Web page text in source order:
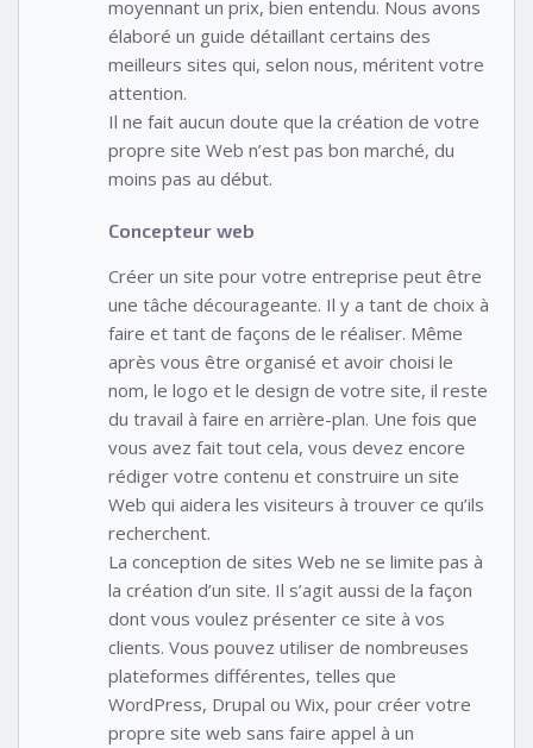
moyennant un prix, bien entendu. Nous avons
élaboré un guide détaillant certains des
meilleurs sites qui, selon nous, méritent votre
attention.
Il ne fait aucun doute que la création de votre
propre site Web n’est pas bon marché, du
moins pas au début.
Concepteur web
Créer un site pour votre entreprise peut être
une tâche décourageante. Il y a tant de choix à
faire et tant de façons de le réaliser. Même
après vous être organisé et avoir choisi le
nom, le logo et le design de votre site, il reste
du travail à faire en arrière-plan. Une fois que
vous avez fait tout cela, vous devez encore
rédiger votre contenu et construire un site
Web qui aidera les visiteurs à trouver ce qu’ils
recherchent.
La conception de sites Web ne se limite pas à
la création d’un site. Il s’agit aussi de la façon
dont vous voulez présenter ce site à vos
clients. Vous pouvez utiliser de nombreuses
plateformes différentes, telles que
WordPress, Drupal ou Wix, pour créer votre
propre site web sans faire appel à un